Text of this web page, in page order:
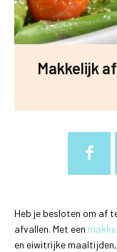
Makkelijk
Heb je besloten om af
afvallen. Met een
en eiwitrijke